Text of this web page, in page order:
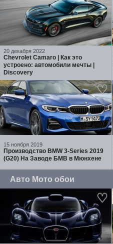
20 декабря 2022
Chevrolet Camaro | Как это
устроено: автомобили мечты |
Discovery
15 ноября 2019
Производство BMW 3-Series 2019
(G20) На Заводе БМВ в Мюнхене
Авто Мото обои